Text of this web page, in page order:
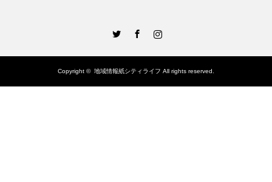
Copyright © 地域情報紙シティライフ All rights reserved.